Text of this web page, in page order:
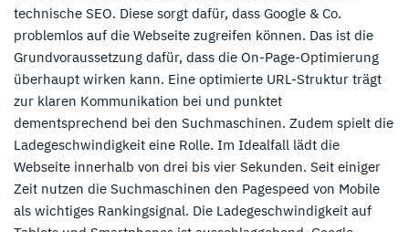
technische SEO. Diese sorgt dafür, dass Google & Co.
problemlos auf die Webseite zugreifen können. Das ist die
Grundvoraussetzung dafür, dass die On-Page-Optimierung
überhaupt wirken kann. Eine optimierte URL-Struktur trägt
zur klaren Kommunikation bei und punktet
dementsprechend bei den Suchmaschinen. Zudem spielt die
Ladegeschwindigkeit eine Rolle. Im Idealfall lädt die
Webseite innerhalb von drei bis vier Sekunden. Seit einiger
Zeit nutzen die Suchmaschinen den Pagespeed von Mobile
als wichtiges Rankingsignal. Die Ladegeschwindigkeit auf